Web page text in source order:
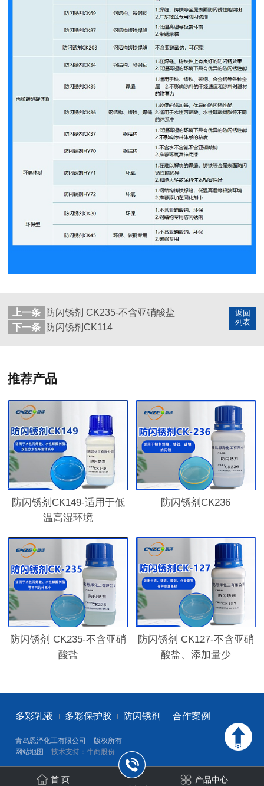
返回
列表
上一条
防闪锈剂 CK235-不含亚硝酸盐
下一条
防闪锈剂CK114
推荐产品
防闪锈剂CK149-适用于低
温高湿环境
防闪锈剂CK236
防闪锈剂 CK235-不含亚硝
酸盐
防闪锈剂 CK127-不含亚硝
酸盐、添加量少
多彩乳液 多彩保护胶 防闪锈剂 合作案例
青岛恩泽化工有限公司
版权所有
网站地图
技术支持：牛商股份
首 页 产品中心